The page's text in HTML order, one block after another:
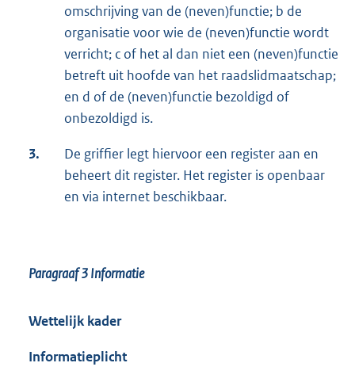
omschrijving van de (neven)functie; b de
organisatie voor wie de (neven)functie wordt
verricht; c of het al dan niet een (neven)functie
betreft uit hoofde van het raadslidmaatschap;
en d of de (neven)functie bezoldigd of
onbezoldigd is.
3.
De griffier legt hiervoor een register aan en
beheert dit register. Het register is openbaar
en via internet beschikbaar.
Paragraaf 3Informatie
Wettelijk kader
Informatieplicht